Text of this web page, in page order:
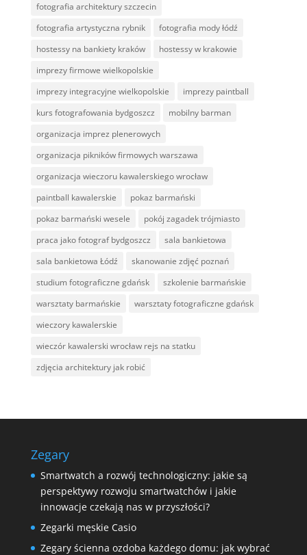
fotografia architektury szczecin
fotografia artystyczna rybnik
fotografia mody łódź
hostessy na bankiety kraków
hostessy w krakowie
imprezy firmowe wielkopolskie
imprezy integracyjne wielkopolskie
imprezy paintball
kurs fotografowania bydgoszcz
mobilny barman
organizacja imprez plenerowych
organizacja pikników firmowych warszawa
organizacja wieczoru kawalerskiego wrocław
paintball kawalerskie
pokaz barmański
pokaz barmański wesele
pokój zagadek trójmiasto
praca jako fotograf bydgoszcz
sala bankietowa
sala bankietowa Łódź
skanowanie zdjęć poznań
studium fotograficzne gdańsk
szkolenie barmańskie
warsztaty barmańskie
warsztaty fotograficzne gdańsk
wieczory kawalerskie
wieczór kawalerski wrocław rejs na statku
zdjęcia architektury jak robić
Zegary
Smartwatch a rozwój technologiczny: jakie są
perspektywy rozwoju smartwatchów i jakie
innowacje czekają nas w przyszłości?
Zegarki męskie Casio
Zegary ścienna ozdoba każdego domu: jak wybrać